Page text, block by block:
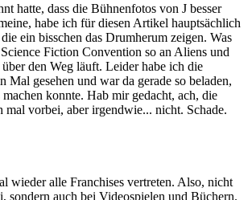
hatte, dass die Bühnenfotos von J besser
habe ich für diesen Artikel hauptsächlich
ein bisschen das Drumherum zeigen. Was
Fiction Convention so an Aliens und
den Weg läuft. Leider habe ich die
Mal gesehen und war da gerade so beladen,
konnte. Hab mir gedacht, ach, die
mal vorbei, aber irgendwie... nicht. Schade.
wieder alle Franchises vertreten. Also, nicht
sondern auch bei Videospielen und Büchern.